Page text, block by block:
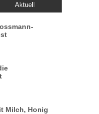
Aktuell
Milch, Honig